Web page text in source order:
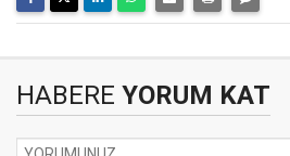
HABERE YORUM KAT